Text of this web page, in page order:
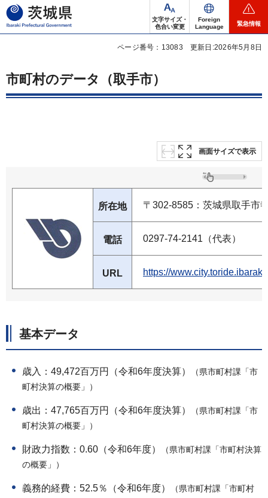
茨城県
文字サイズ・
色合い変更
Foreign
Language
緊急情報
ページ番号：13083 更新日:2026年5月8日
市町村のデータ（取手市）
画面サイズで表示
所在地 〒302-8585：茨城県取手市
電話 0297-74-2141（代表）
URL https://
基本データ
歳入：49,472百万円（令和6年度決算） （県市町村課「市
町村決算の概要」）
歳出：47,765百万円（令和6年度決算） （県市町村課「市
町村決算の概要」）
財政力指数：0.60（令和6年度） （県市町村課「市町村決算
の概要」）
義務的経費：52.5％（令和6年度） （県市町村課「市町村